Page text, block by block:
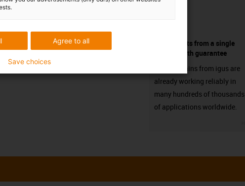
components from a single
source - with guarantee
Energy chains from igus are
already working reliably in
many hundreds of thousands
of applications worldwide.
Agree to all
Save choices